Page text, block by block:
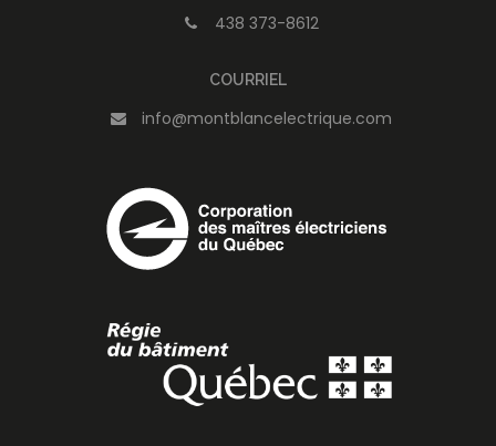
438 373-8612
COURRIEL
info@montblancelectrique.com